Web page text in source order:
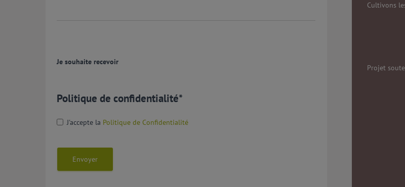
Je souhaite recevoir
Politique de confidentialité*
J'accepte la Politique de Confidentialité
Envoyer
Cultivons
Projet